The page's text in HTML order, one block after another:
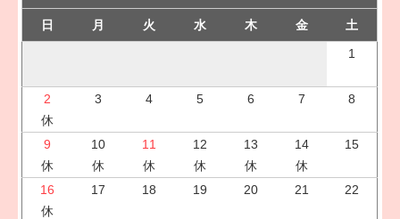
日 月 火 水 木 金
土
1
2
休
3 4 5 6 7 8
9
休
10
休
11
休
12
休
13
休
14
休
15
16
休
17 18 19 20 21 22